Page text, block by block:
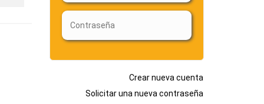
Crear nueva cuenta
Solicitar una nueva contraseña